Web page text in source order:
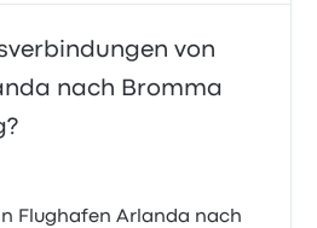
von
nach Bromma
Flughafen Arlanda nach